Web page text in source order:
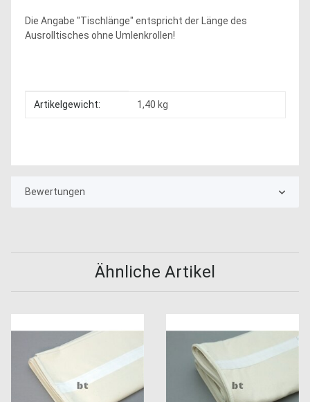
Die Angabe "Tischlänge" entspricht der Länge des
Ausrolltisches ohne Umlenkrollen!
Produkteigenschaft
Wert
Artikelgewicht: 1,40 kg
Bewertungen
Ähnliche Artikel